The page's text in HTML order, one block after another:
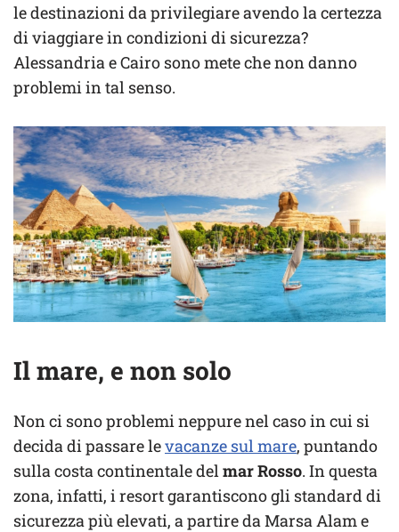
le destinazioni da privilegiare avendo la certezza
di viaggiare in condizioni di sicurezza?
Alessandria e Cairo sono mete che non danno
problemi in tal senso.
Il mare, e non solo
Non ci sono problemi neppure nel caso in cui si
decida di passare levacanze sul mare, puntando
sulla costa continentale delmar Rosso. In questa
zona, infatti, i resort garantiscono gli standard di
sicurezza più elevati, a partire da Marsa Alam e